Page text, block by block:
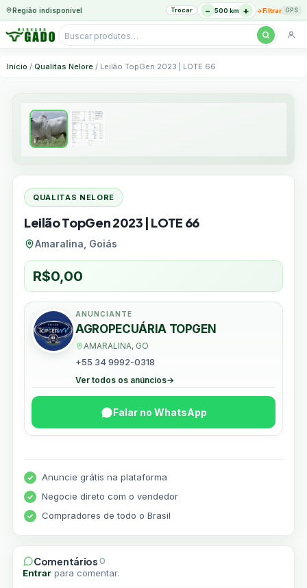
Região indisponível Trocar − 500 km + →Filtrar GPS
Pesquisar
para
Início / Qualitas Nelore / Leilão TopGen 2023 | LOTE 66
QUALITAS NELORE
Leilão TopGen 2023 | LOTE 66
Amaralina, Goiás
R$0,00
ANUNCIANTE
AGROPECUÁRIA TOPGEN
AMARALINA, GO
+55 34 9992-0318
Ver todos os anúncios→
Falar no WhatsApp
Anuncie grátis na plataforma
Negocie direto com o vendedor
Compradores de todo o Brasil
Comentários 0
Entrarpara comentar.